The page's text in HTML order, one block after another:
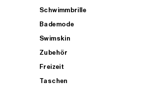
Schwimmbrille
Bademode
Swimskin
Zubehör
Freizeit
Taschen